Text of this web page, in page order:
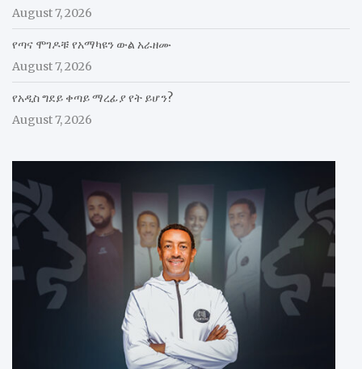
August 7, 2026
የጣና ሞገዶቹ የአማካዩን ውል አራዘሙ
August 7, 2026
የአዲስ ግደይ ቀጣይ ማረፊያ የት ይሆን?
August 7, 2026